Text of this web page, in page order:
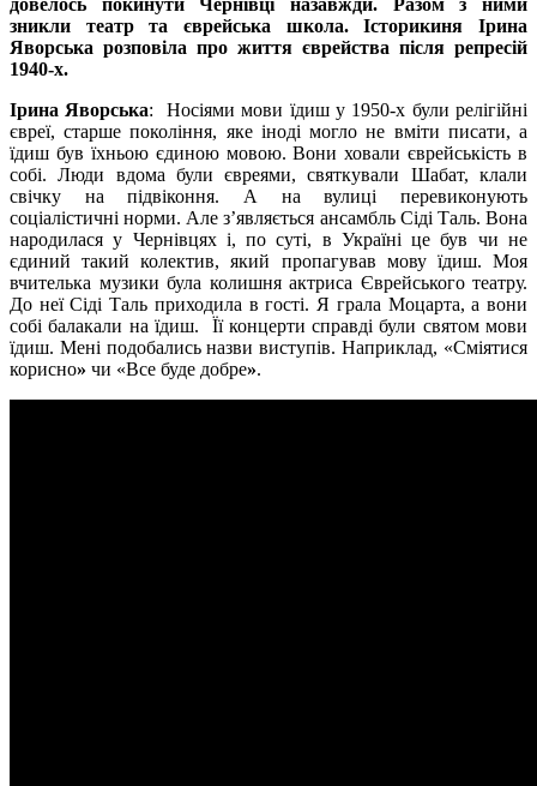
зникли театр та єврейська школа. Історикиня Ірина
Яворська розповіла про життя єврейства після репресій
1940-х.
Ірина Яворська: Носіями мови їдиш у 1950-х були релігійні
євреї, старше покоління, яке іноді могло не вміти писати, а
їдиш був їхньою єдиною мовою. Вони ховали єврейськість в
собі. Люди вдома були євреями, святкували Шабат, клали
свічку на підвіконня. А на вулиці перевиконують
соціалістичні норми. Але з’являється ансамбль Сіді Таль. Вона
народилася у Чернівцях і, по суті, в Україні це був чи не
єдиний такий колектив, який пропагував мову їдиш. Моя
вчителька музики була колишня актриса Єврейського театру.
До неї Сіді Таль приходила в гості. Я грала Моцарта, а вони
собі балакали на їдиш. Її концерти справді були святом мови
їдиш. Мені подобались назви виступів. Наприклад, «Сміятися
корисно» чи «Все буде добре».